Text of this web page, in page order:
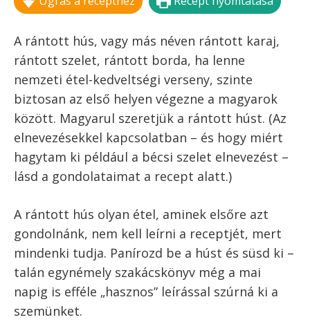
RÁNTOTT HÚS
A cikk szerzője: